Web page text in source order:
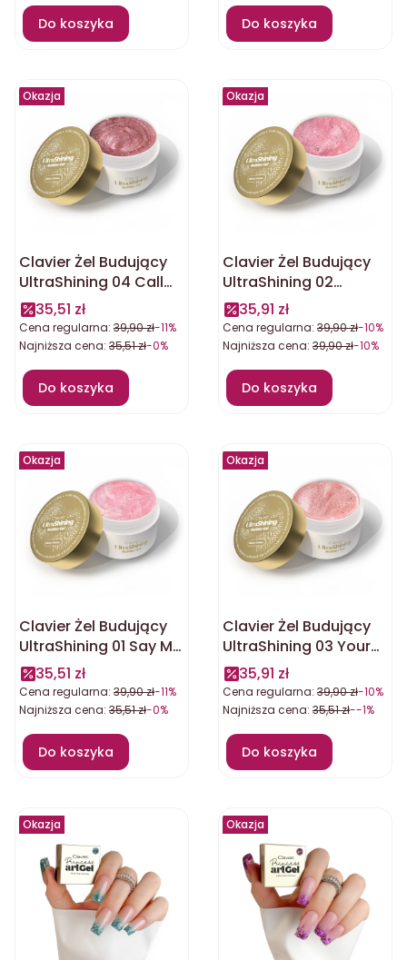
Do koszyka Do koszyka
Okazja
Clavier Żel Budujący
UltraShining 04 Call
Me Queen 30g
35,51 zł
Cena regularna: 39,90 zł-11%
Najniższa cena: 35,51 zł-0%
Do koszyka
Okazja
Clavier Żel Budujący
UltraShining 02
Principessa 30g
35,91 zł
Cena regularna: 39,90 zł-10%
Najniższa cena: 39,90 zł-10%
Do koszyka
Okazja
Clavier Żel Budujący
UltraShining 01 Say My
Name 30g
35,51 zł
Cena regularna: 39,90 zł-11%
Najniższa cena: 35,51 zł-0%
Do koszyka
Okazja
Clavier Żel Budujący
UltraShining 03 Your
Bestie 30g
35,91 zł
Cena regularna: 39,90 zł-10%
Najniższa cena: 35,51 zł--1%
Do koszyka
Okazja Okazja